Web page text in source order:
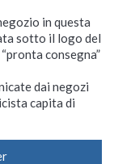
in questa
sotto il logo del
consegna”
dai negozi
capita di